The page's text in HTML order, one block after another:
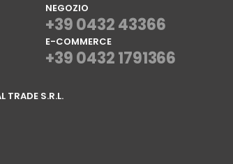
NEGOZIO
+39 0432 43366
E-COMMERCE
+39 0432 1791366
TRADE S.R.L.